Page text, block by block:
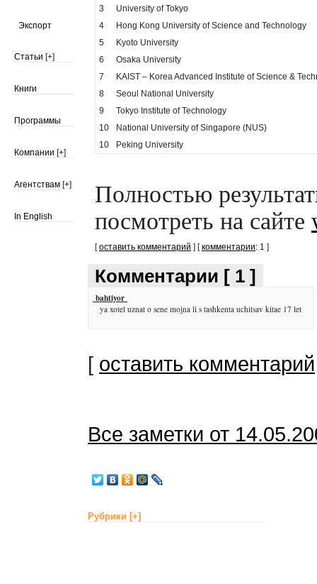
Экспорт
Статьи [+]
Книги
Программы
Компании [+]
Агентствам [+]
In English
3
University of Tokyo
4
Hong Kong University of Science and Technology
5
Kyoto University
6
Osaka University
7
KAIST – Korea Advanced Institute of Science &
8
Seoul National University
9
Tokyo Institute of Technology
10
National University of Singapore (NUS)
10
Peking University
Полностью
посмотреть на сайте
[оставить комментарий ] [комментарии: 1 ]
Комментарии [ 1 ]
bahtiyor
ya xotel uznat o sene mojna li s tashkenta uchitsav kitae 17 let
[ оставить комментарий
Все заметки от
Рубрики [+]